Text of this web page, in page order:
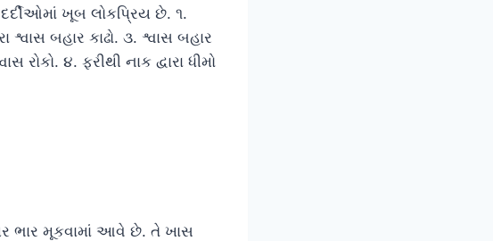
ખૂબ લોકપ્રિય છે. ૧.
શ્વાસ બહાર કાઢો. ૩. શ્વાસ બહાર
૪. ફરીથી નાક દ્વારા ધીમો
ભાર મૂકવામાં આવે છે. તે ખાસ